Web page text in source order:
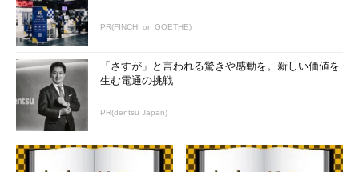
PR(FINCHI on GOETHE)
「さすが」と言われる驚きや感動を。新しい価値を
生む電通の挑戦
PR(dentsu Japan)